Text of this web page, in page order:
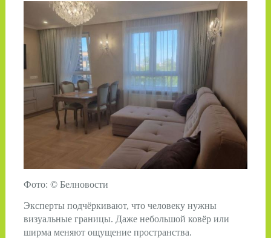
Фото: © Белновости
Эксперты подчёркивают, что человеку нужны
визуальные границы. Даже небольшой ковёр или
ширма меняют ощущение пространства.